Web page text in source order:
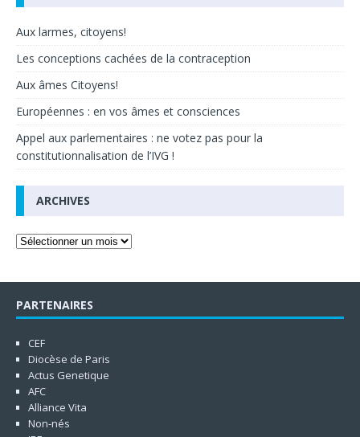
Aux larmes, citoyens!
Les conceptions cachées de la contraception
Aux âmes Citoyens!
Européennes : en vos âmes et consciences
Appel aux parlementaires : ne votez pas pour la
constitutionnalisation de l’IVG !
ARCHIVES
PARTENAIRES
CEF
Diocèse de Paris
Actus Genetique
AFC
Alliance Vita
Non-nés